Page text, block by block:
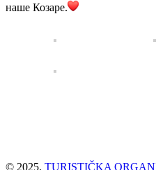
наше Козаре.
© 2025. TURISTIČKA